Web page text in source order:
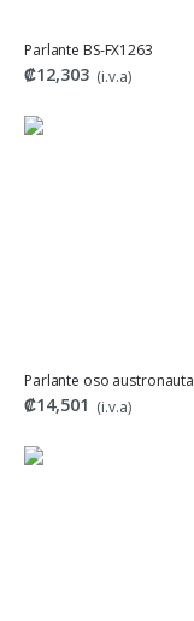
Parlante BS-FX1263
₡12,303 (i.v.a)
Parlante oso austronauta
₡14,501 (i.v.a)